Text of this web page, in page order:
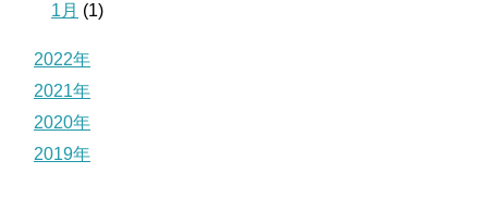
1月 (1)
2022年
2021年
2020年
2019年